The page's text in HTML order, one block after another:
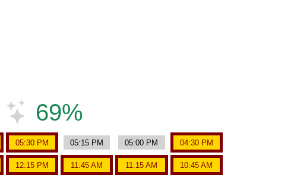
69%
05:30 PM 05:15 PM 05:00 PM 04:30 PM
12:15 PM 11:45 AM 11:15 AM 10:45 AM